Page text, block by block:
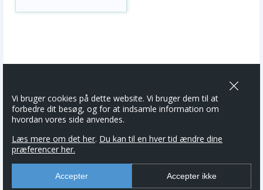
Vi bruger cookies på dette website. Vi bruger dem til at
forbedre dit besøg, og for at indsamle information om
hvordan vores side anvendes.
Læs mere om det her. Du kan til en hver tid ændre dine
præferencer her.
Accepter Accepter ikke